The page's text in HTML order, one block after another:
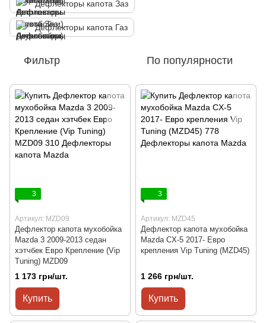
Дефлекторы капота Заз
Дефлекторы капота Газ
Фильтр По популярности
3
Артикул: MZD09
Дефлектор капота мухобойка
Mazda 3 2009-2013 седан
хэтчбек Евро Крепление (Vip
Tuning) MZD09
1 173 грн/шт.
Купить
3
Артикул: MZD45
Дефлектор капота мухобойка
Mazda CX-5 2017- Евро
крепления Vip Tuning (MZD45)
1 266 грн/шт.
Купить